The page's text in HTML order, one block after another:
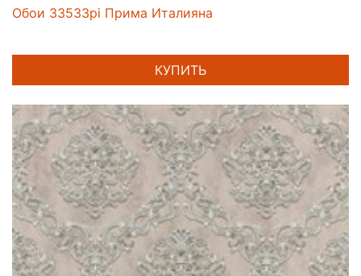
Обои 33533pi Прима Италияна
КУПИТЬ